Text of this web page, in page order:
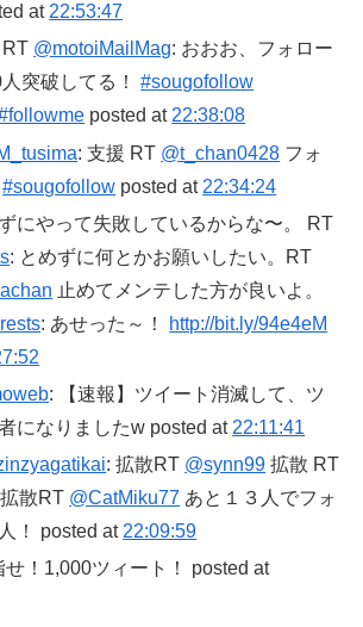
at 22:53:47
@motoiMailMag: おおお、フォロー
突破してる！#sougofollow
posted at 22:38:08
: 支援 RT @t_chan0428 フォ
#sougofollow posted at 22:34:24
にやって失敗しているからな〜。 RT
: とめずに何とかお願いしたい。RT
止めてメンテした方が良いよ。
: あせった～！
http://bit.ly/94e4eM
: 【速報】ツイート消滅して、ツ
になりましたw posted at 22:11:41
: 拡散RT @synn99 拡散 RT
拡散RT @CatMiku77 あと１３人でフォ
！ posted at 22:09:59
せ！1,000ツィート！ posted at